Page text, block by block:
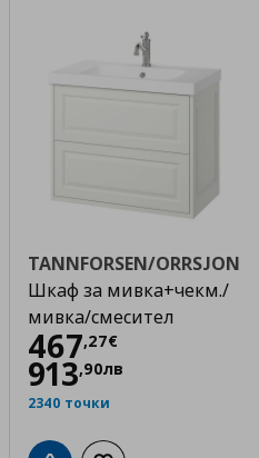
TANNFORSEN/ORRSJON
Шкаф за мивка+чекм./
мивка/смесител
467,27€
Цена467,27 €
913,90лв
2340 точки